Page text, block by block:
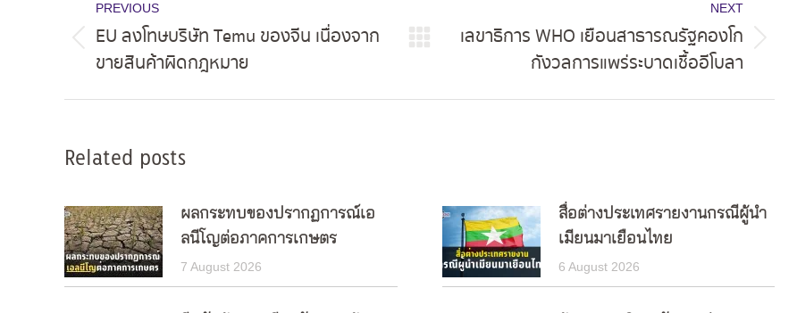
navigation
PREVIOUS
Previous
post:
EU ลงโทษบริษัท Temu ของจีน เนื่องจาก
ขายสินค้าผิดกฎหมาย
NEXT
เลขาธิการ WHO เยือนสาธารณรัฐคองโก
กังวลการแพร่ระบาดเชื้ออีโบลา
Related posts
ผลกระทบของปรากฏการณ์เอ
ลนีโญต่อภาคการเกษตร
7 August 2026
สื่อต่างประเทศรายงานกรณีผู้นำ
เมียนมาเยือนไทย
6 August 2026